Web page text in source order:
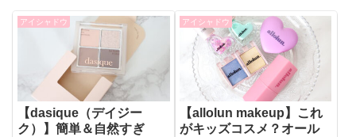
アイシャドウ
【dasique（デイジー
ク）】簡単＆自然すぎ
アイシャドウ
【allolun makeup】これ
がキッズコスメ？オール